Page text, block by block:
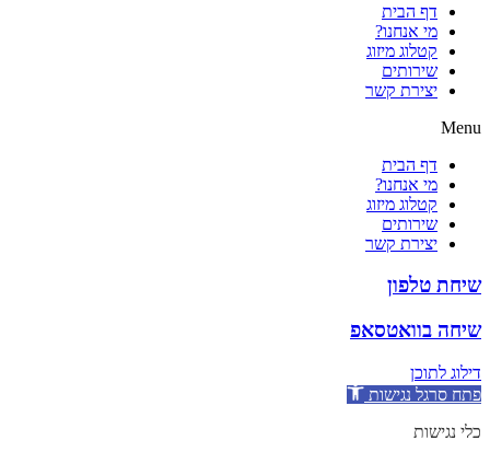
דף הבית
מי אנחנו?
קטלוג מיזוג
שירותים
יצירת קשר
Menu
דף הבית
מי אנחנו?
קטלוג מיזוג
שירותים
יצירת קשר
שיחת טלפון
שיחה בוואטסאפ
דילוג לתוכן
פתח סרגל נגישות
כלי נגישות